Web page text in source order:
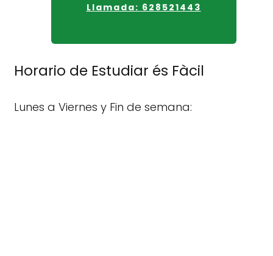
Llamada: 628521443
Horario de Estudiar és Fàcil
Lunes a Viernes y Fin de semana: